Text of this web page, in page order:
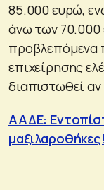
85.000 ευρώ,
άνω των 70.000
προβλεπόμενα
επιχείρησης
διαπιστωθεί
ΑΑΔΕ:
μαξιλαροθήκες!